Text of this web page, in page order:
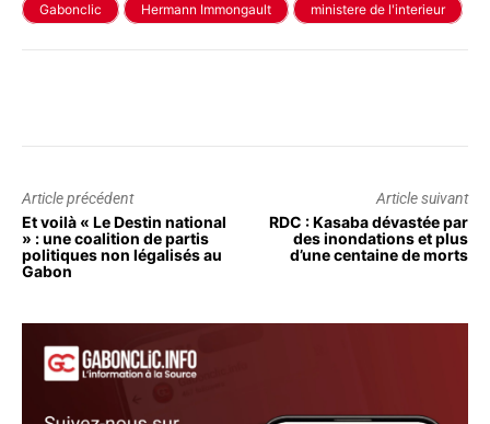
Gabonclic
Hermann Immongault ministere de l'interieur
Article précédent
Et voilà « Le Destin national
» : une coalition de partis
politiques non légalisés au
Gabon
Article suivant
RDC : Kasaba dévastée par
des inondations et plus
d’une centaine de morts